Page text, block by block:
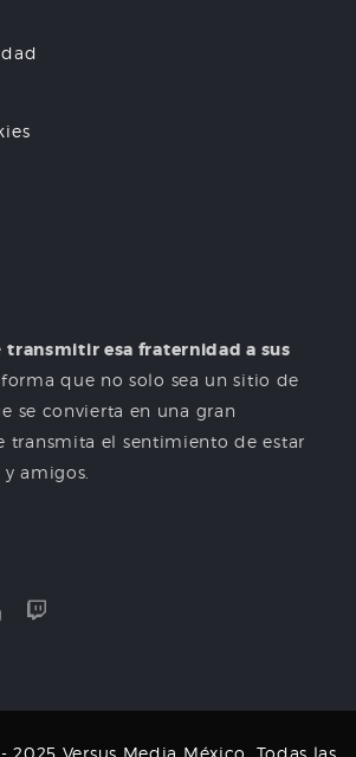
transmitir esa fraternidad a sus
que no solo sea un sitio de
se convierta en una gran
transmita el sentimiento de estar
amigos.